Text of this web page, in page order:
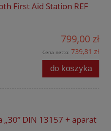
First Aid Station REF
799,00 zł
Cena netto: 739,81 zł
do koszyka
DIN 13157 + aparat